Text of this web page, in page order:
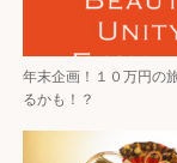
年末企画！１０万円の
るかも！？